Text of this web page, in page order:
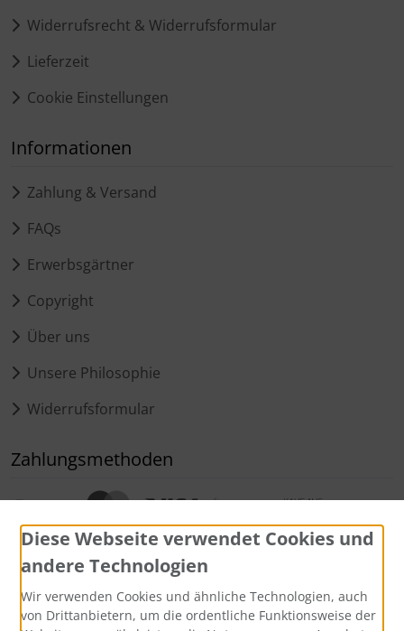
Widerrufsrecht & Widerrufsformular
Lieferzeit
Cookie Einstellungen
Informationen
Zahlung & Versand
FAQs
Erwerbsgärtner
Copyright
Über uns
Unsere Philosophie
Widerrufsformular
Zahlungsmethoden
Widerrufsformular
Diese Webseite verwendet Cookies und
andere Technologien
Wir verwenden Cookies und ähnliche Technologien, auch
von Drittanbietern, um die ordentliche Funktionsweise der